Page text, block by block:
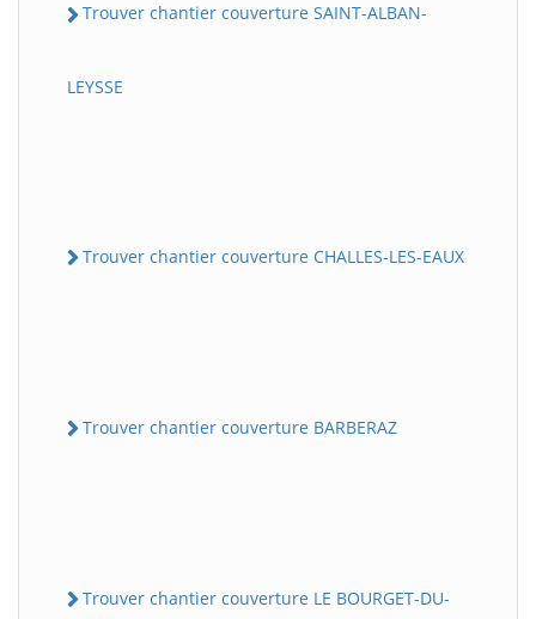
Trouver chantier couverture SAINT-ALBAN-
LEYSSE
Trouver chantier couverture CHALLES-LES-EAUX
Trouver chantier couverture BARBERAZ
Trouver chantier couverture LE BOURGET-DU-